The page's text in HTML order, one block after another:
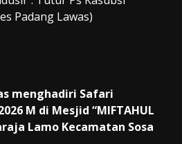
Padang Lawas)
menghadiri Safari
M di Mesjid “MIFTAHUL
Lamo Kecamatan Sosa